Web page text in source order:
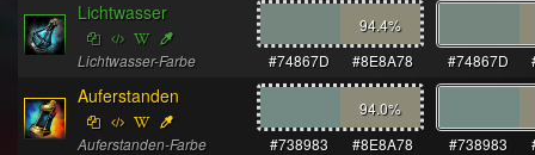
Lichtwasser
Lichtwasser-Farbe
94.4%
#74867D
#8E8A78 #74867D
Auferstanden
Auferstanden-Farbe
94.0%
#738983
#8E8A78 #738983